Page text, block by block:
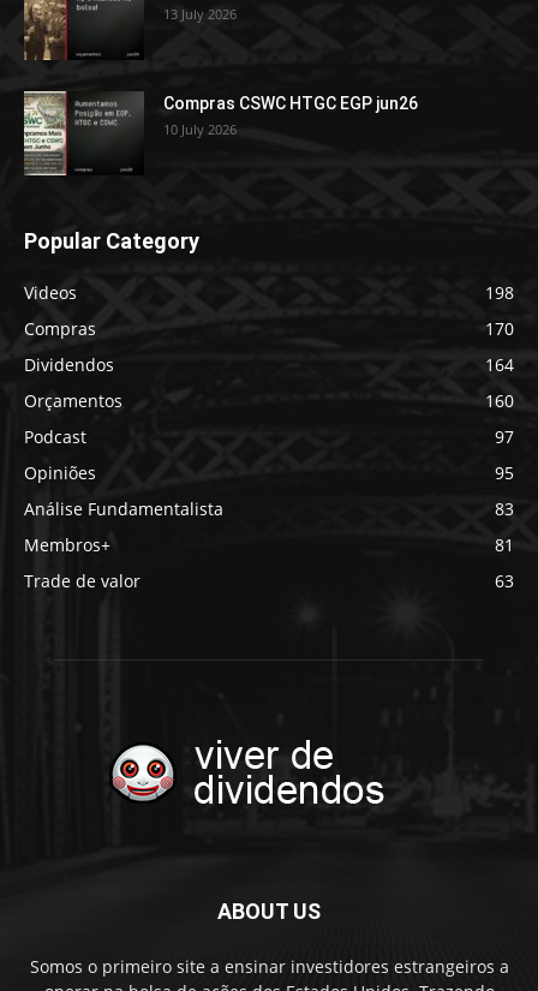
13 July 2026
Compras CSWC HTGC EGP jun26
10 July 2026
Popular Category
Videos
198
Compras
170
Dividendos
164
Orçamentos
160
Podcast
97
Opiniões
95
Análise Fundamentalista
83
Membros+
81
Trade de valor
63
ABOUT US
Somos o primeiro site a ensinar investidores estrangeiros a